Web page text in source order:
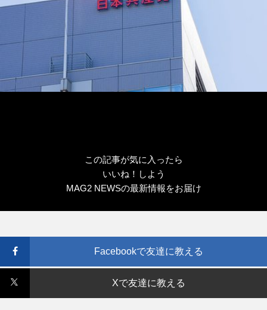
この記事が気に入ったら
いいね！しよう
MAG2 NEWSの最新情報をお届け
Facebookで友達に教える
Xで友達に教える